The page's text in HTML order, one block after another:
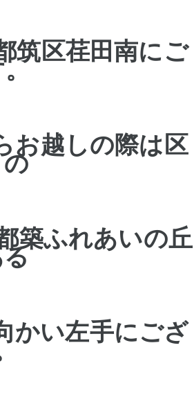
筑区荏田南にご
お越しの際は区
築ふれあいの丘
かい左手にござ